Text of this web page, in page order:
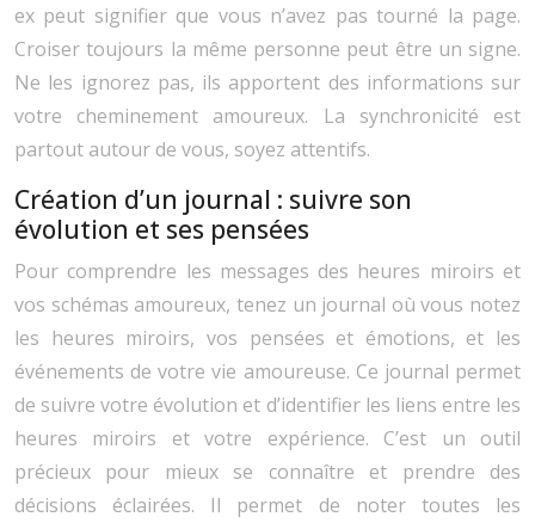
ex peut signifier que vous n’avez pas tourné la page.
Croiser toujours la même personne peut être un signe.
Ne les ignorez pas, ils apportent des informations sur
votre cheminement amoureux. La synchronicité est
partout autour de vous, soyez attentifs.
Création d’un journal : suivre son
évolution et ses pensées
Pour comprendre les messages des heures miroirs et
vos schémas amoureux, tenez un journal où vous notez
les heures miroirs, vos pensées et émotions, et les
événements de votre vie amoureuse. Ce journal permet
de suivre votre évolution et d’identifier les liens entre les
heures miroirs et votre expérience. C’est un outil
précieux pour mieux se connaître et prendre des
décisions éclairées. Il permet de noter toutes les